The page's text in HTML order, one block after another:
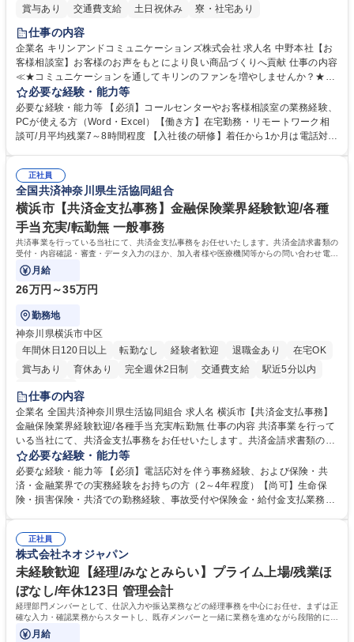
賞与あり 交通費支給 土日祝休み 寮・社宅あり
仕事の内容
企業名 キリンアンドコミュニケーションズ株式会社 求人名 中野本社【お
客様相談室】お客様のお声をもとにより良い商品づくりへ貢献 仕事の内容
≪★コミュニケーションを通してキリンのファンを増やしませんか？★≫
お客様のお声をより良い商品づくりに活かしていく上で、窓口となるお客
様相談室でのお仕事です。 日々お客様からいただくキリングループへのご
意見を、企業活動に活かしています。お客様からの声に迅速かつ誠意をも
って対応、情報提供するとともにグループ内活動に反映しています。 【具
平均100件前後■メール・手紙：同上40件前後 募集職種 中野本社【お客様
相談室】お客様のお声をもとにより良い商品づくりへ貢献
必要な経験・能力等
必要な経験・能力等 【必須】コールセンターやお客様相談室の業務経験、
PCが使える方（Word・Excel）【働き方】在宅勤務・リモートワーク相
談可/月平均残業7～8時間程度 【入社後の研修】着任から1か月は電話対応
すのでご安心ください。 【当社について】キリングループの広報機能を担
う会社として、お客様との出会いを大切にし、磨き上げたホスピタリティ
を込めてコミュニケーションをとりながら広報関連業務を行っておりま
す。 学歴・資格 学歴：大学院 大学 高専 短大 専修学校 高校 語学力： 資
格：
正社員
全国共済神奈川県生活協同組合
横浜市【共済金支払事務】金融保険業界経験歓迎/各種
手当充実/転勤無 一般事務
共済事業を行っている当社にて、共済金支払事務をお任せいたします。共済金請求書類の
受付・内容確認・審査・データ入力のほか、加入者様や医療機関等からの問い合わせ電話
対応や書類発送等を担当します。
月給
26万円～35万円
勤務地
神奈川県横浜市中区
年間休日120日以上
転勤なし 経験者歓迎 退職金あり
在宅OK
賞与あり
育休あり 完全週休2日制 交通費支給
駅近5分以内
土日祝休み
仕事の内容
企業名 全国共済神奈川県生活協同組合 求人名 横浜市【共済金支払事務】
金融保険業界経験歓迎/各種手当充実/転勤無 仕事の内容 共済事業を行って
いる当社にて、共済金支払事務をお任せいたします。共済金請求書類の受
付・内容確認・審査・データ入力のほか、加入者様や医療機関等からの問
い合わせ電話対応や書類発送等を担当します。 ■共済金請求書類の受付、
内容確認、および共済金支払に関する審査・事務処理業務全般を担当 ■専
用システムへのデータ入力、各種必要書類の作成・発送作業 ■加入者様や
指定する業務 募集職種 横浜市【共済金支払事務】金融保険業界経験歓迎/
各種手当充実/転勤無
必要な経験・能力等
必要な経験・能力等 【必須】電話応対を伴う事務経験、および保険・共
済・金融業界での実務経験をお持ちの方（2～4年程度）【尚可】生命保
険・損害保険・共済での勤務経験、事故受付や保険金・給付金支払業務経
務へのキャリアチェンジ希望者も大歓迎です！ 学歴・資格 学歴：大学院
大学 高専 短大 専修学校 高校 語学力： 資格：
正社員
株式会社ネオジャパン
未経験歓迎【経理/みなとみらい】プライム上場/残業ほ
ぼなし/年休123日 管理会計
経理部門メンバーとして、仕訳入力や振込業務などの経理事務を中心にお任せ。まずは正
確な入力・確認業務からスタートし、既存メンバーと一緒に業務を進めながら段階的に経
理知識を身につけていただきます。
月給